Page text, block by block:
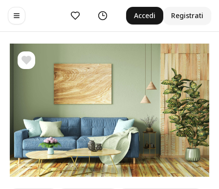
Toggle navigation menu
Preferiti Cronologia Accedi Registrati